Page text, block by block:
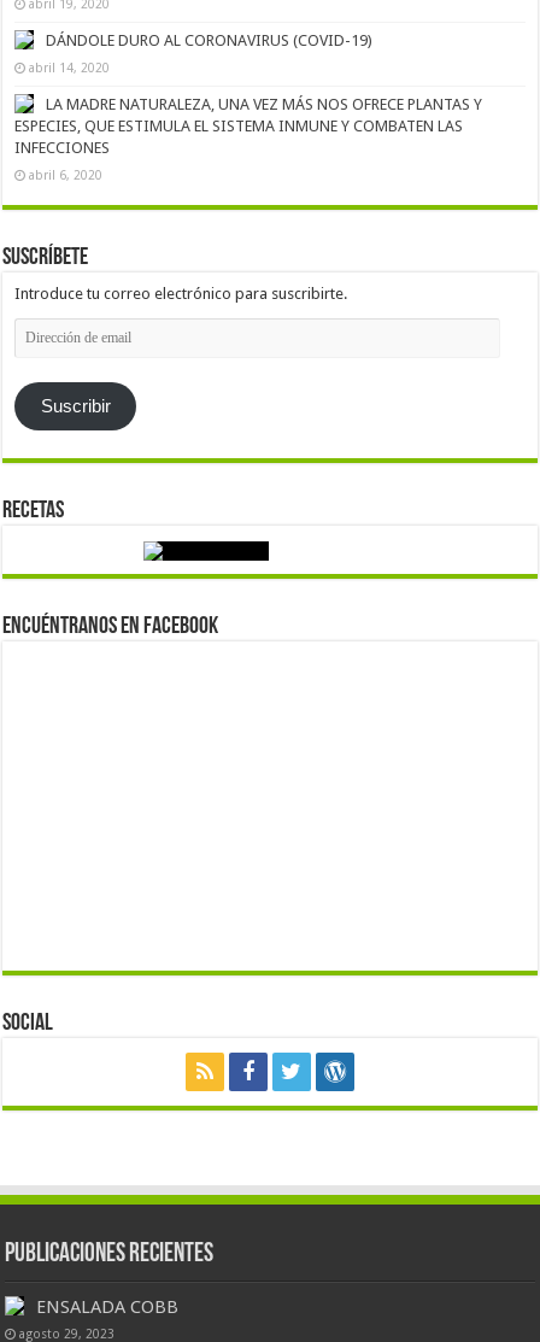
abril 19, 2020
DÁNDOLE DURO AL CORONAVIRUS (COVID-19)
abril 14, 2020
LA MADRE NATURALEZA, UNA VEZ MÁS NOS OFRECE PLANTAS Y
ESPECIES, QUE ESTIMULA EL SISTEMA INMUNE Y COMBATEN LAS
INFECCIONES
abril 6, 2020
Suscríbete
Introduce tu correo electrónico para suscribirte.
Dirección
de
Suscribir
Recetas
Encuéntranos en Facebook
Social
Publicaciones Recientes
ENSALADA COBB
agosto 29, 2023